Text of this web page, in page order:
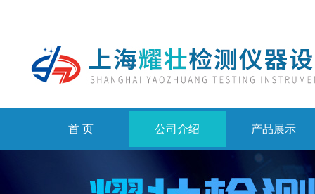
首 页 公司介绍 产品展示